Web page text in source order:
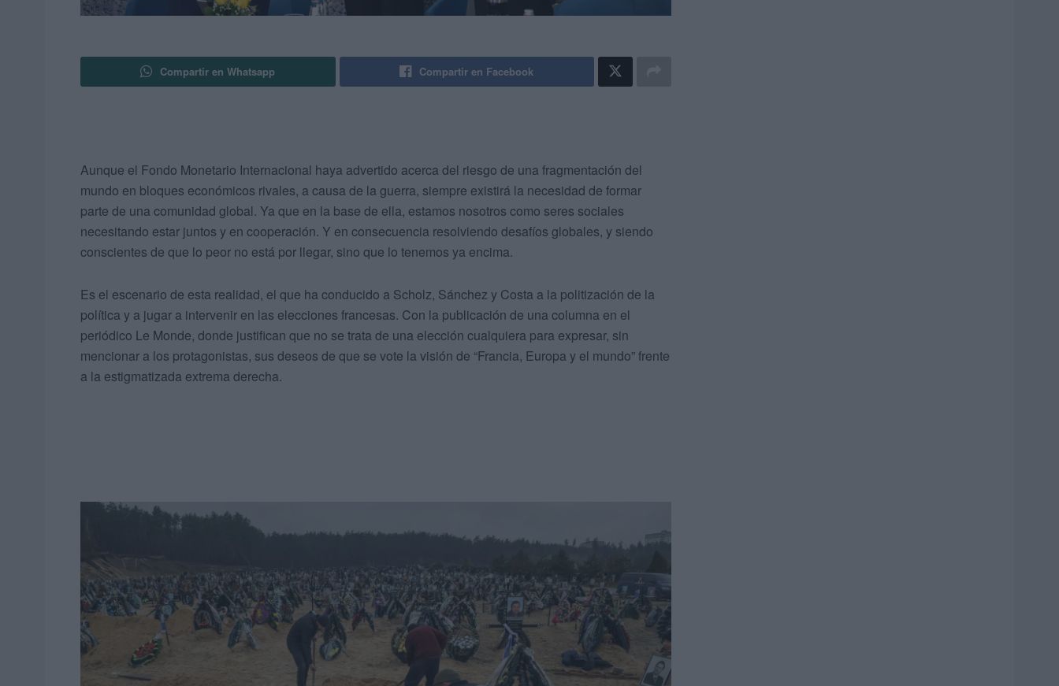
Compartir en Whatsapp Compartir en Facebook
Aunque el Fondo Monetario Internacional haya advertido acerca del riesgo de una fragmentación del
mundo en bloques económicos rivales, a causa de la guerra, siempre existirá la necesidad de formar
parte de una comunidad global. Ya que en la base de ella, estamos nosotros como seres sociales
necesitando estar juntos y en cooperación. Y en consecuencia resolviendo desafíos globales, y siendo
conscientes de que lo peor no está por llegar, sino que lo tenemos ya encima.
Es el escenario de esta realidad, el que ha conducido a Scholz, Sánchez y Costa a la politización de la
política y a jugar a intervenir en las elecciones francesas. Con la publicación de una columna en el
periódico Le Monde, donde justifican que no se trata de una elección cualquiera para expresar, sin
mencionar a los protagonistas, sus deseos de que se vote la visión de “Francia, Europa y el mundo” frente
a la estigmatizada extrema derecha.